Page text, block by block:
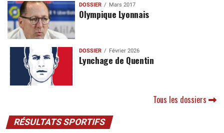
DOSSIER Mars 2017
Olympique Lyonnais
DOSSIER Février 2026
Lynchage de Quentin
Tous les dossiers
RÉSULTATS SPORTIFS